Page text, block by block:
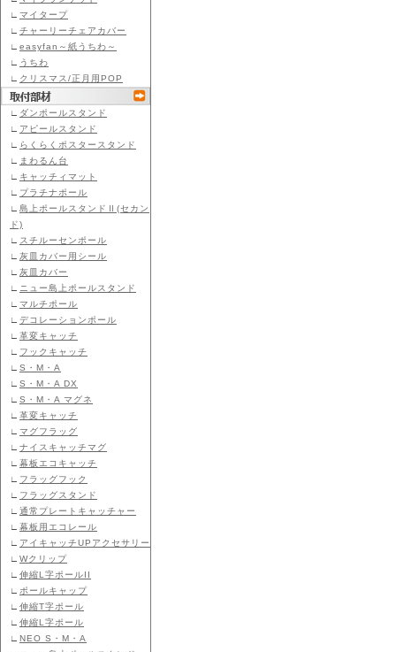
∟ マイタープ
∟ チャーリーチェアカバー
∟ easyfan～紙うちわ～
∟
うちわ
∟ クリスマス/正月用POP
∟ ダンポールスタンド
∟ アピールスタンド
∟ らくらくポスタースタンド
∟
まわるん台
∟ キャッチィマット
∟ プラチナポール
∟ 島上ポールスタンドⅡ(セカン
ド)
∟ スチルーセンポール
∟ 灰皿カバー用シール
∟ 灰皿カバー
∟
ニュー島上ポールスタンド
∟ マルチポール
∟ デコレーションポール
∟ 革変キャッチ
∟ フックキャッチ
∟ S・M・A
∟ S・M・A DX
∟ S・M・A マグネ
∟ 革変キャッチ
∟ マグフラッグ
∟ ナイスキャッチマグ
∟ 幕板エコキャッチ
∟ フラッグフック
∟ フラッグスタンド
∟ 通常プレートキャッチャー
∟ 幕板用エコレール
∟ アイキャッチUPアクセサリー
∟ Wクリップ
∟ 伸縮L字ポールII
∟ ポールキャップ
∟ 伸縮T字ポール
∟ 伸縮L字ポール
∟ NEO S・M・A